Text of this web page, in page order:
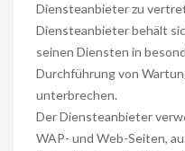
Diensteanbieter zu
Diensteanbieter behält
seinen Diensten in
Durchführung von
unterbrechen.
Der Diensteanbieter
WAP- und Web-Seiten,